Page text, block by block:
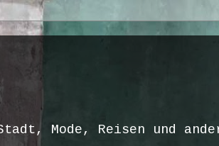
Mode, Reisen und